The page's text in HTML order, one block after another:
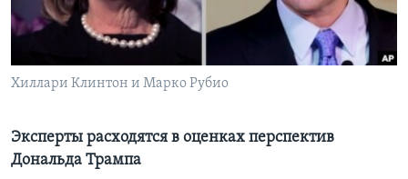
Learning English
СОЦИАЛЬНЫЕ СЕТИ
Языки
Хиллари Клинтон и Марко Рубио
Эксперты расходятся в оценках перспектив
Дональда Трампа